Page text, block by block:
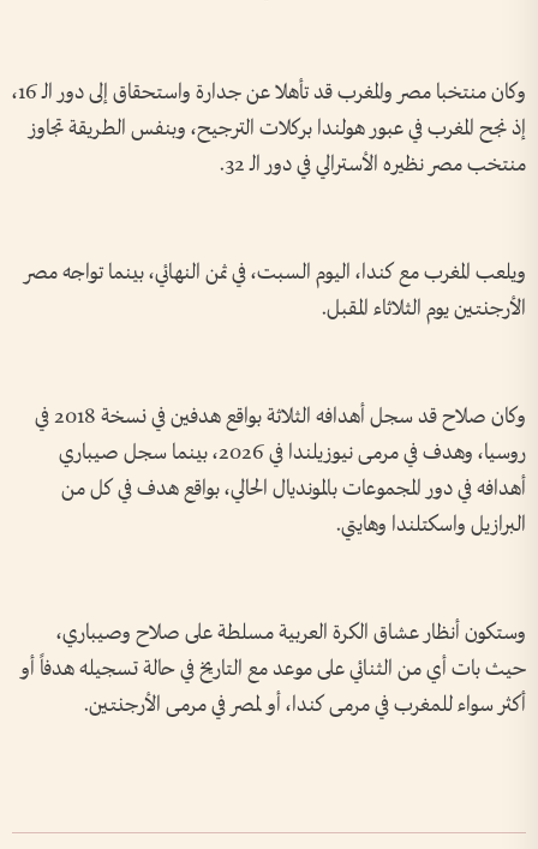
وكان منتخبا مصر والمغرب قد تأهلا عن جدارة واستحقاق إلى دور الـ 16،
إذ نجح المغرب في عبور هولندا بركلات الترجيح، وبنفس الطريقة تجاوز
منتخب مصر نظيره الأسترالي في دور الـ 32.
ويلعب المغرب مع كندا، اليوم السبت، في ثمن النهائي، بينما تواجه مصر
الأرجنتين يوم الثلاثاء المقبل.
وكان صلاح قد سجل أهدافه الثلاثة بواقع هدفين في نسخة 2018 في
روسيا، وهدف في مرمى نيوزيلندا في 2026، بينما سجل صيباري
أهدافه في دور المجموعات بالمونديال الحالي، بواقع هدف في كل من
البرازيل واسكتلندا وهايتي.
وستكون أنظار عشاق الكرة العربية مسلطة على صلاح وصيباري،
حيث بات أي من الثنائي على موعد مع التاريخ في حالة تسجيله هدفاً أو
أكثر سواء للمغرب في مرمى كندا، أو لمصر في مرمى الأرجنتين.